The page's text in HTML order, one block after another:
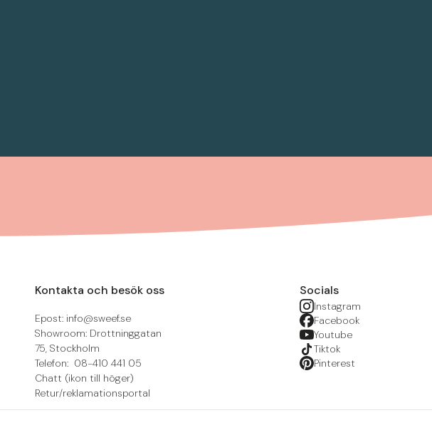
Kontakta och besök oss
Epost: info@sweef.se
Showroom: Drottninggatan
75, Stockholm
Telefon: 08-410 441 05
Chatt (ikon till höger)
Retur/reklamationsportal
Socials
Instagram
Facebook
Youtube
Tiktok
Pinterest